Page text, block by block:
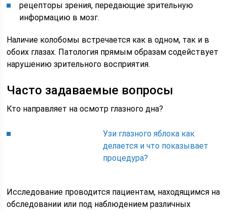
рецепторы зрения, передающие зрительную
информацию в мозг.
Наличие колобомы встречается как в одном, так и в
обоих глазах. Патология прямым образам содействует
нарушению зрительного восприятия.
Часто задаваемые вопросы
Кто направляет на осмотр глазного дна?
Узи глазного яблока как
делается и что показывает
процедура?
Исследование проводится пациентам, находящимся на
обследовании или под наблюдением различных